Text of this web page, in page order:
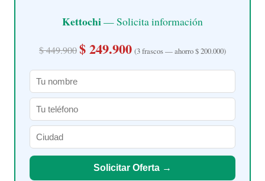
Kettochi— Solicita información
$ 449.900$ 249.900 (3 frascos — ahorro $ 200.000)
Solicitar Oferta →